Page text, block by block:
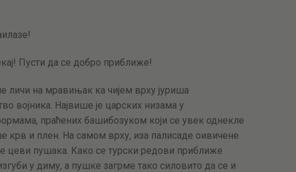
ЦЕНОВНИК
ПИСМО
Пусти да се добро приближе!
личи на мравињак ка чијем врху јуриша
војника. Највише је царских низама у
праћених башибозуком који се увек однекле
крв и плен. На самом врху, иза палисаде оивичене
цеви пушака. Како се турски редови приближе
у диму, а пушке загрме тако силовито да се и